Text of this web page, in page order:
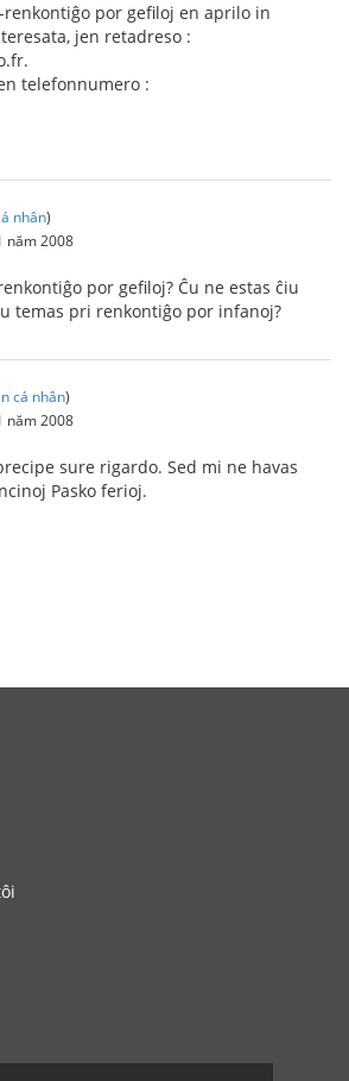
renkontiĝo por gefiloj en aprilo in
jen retadreso :
telefonnumero :
nhân)
năm 2008
por gefiloj? Ĉu ne estas ĉiu
temas pri renkontiĝo por infanoj?
cá nhân)
năm 2008
sure rigardo. Sed mi ne havas
Pasko ferioj.